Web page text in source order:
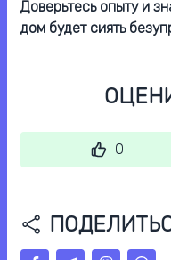
Доверьтесь опыту и
дом будет сиять
0